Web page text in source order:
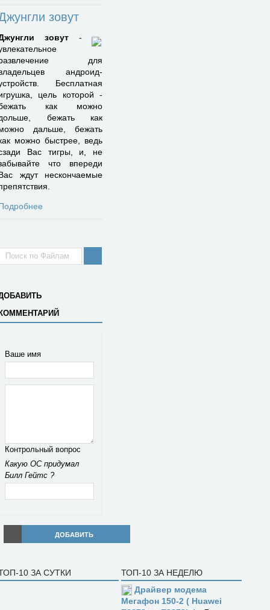
зовут
зовут -
для
андроид-
Бесплатная
цель которой -
как можно
бежать как
дальше, бежать
можно быстрее, ведь
Вас тигры, и, не
что впереди
ждут нескончаемые
Ваше имя
Контрольный вопрос
Какую ОС придумал
Билл Гейтс ?
ДОБАВИТЬ
10 ЗА СУТКИ
ТОП-10 ЗА НЕДЕЛЮ
Драйвер модема
Мегафон 150-2 ( Huawei